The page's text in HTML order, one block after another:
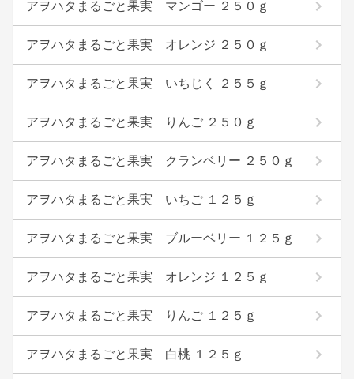
アヲハタまるごと果実 マンゴー ２５０ｇ
アヲハタまるごと果実 オレンジ ２５０ｇ
アヲハタまるごと果実 いちじく ２５５ｇ
アヲハタまるごと果実 りんご ２５０ｇ
アヲハタまるごと果実 クランベリー ２５０ｇ
アヲハタまるごと果実 いちご １２５ｇ
アヲハタまるごと果実 ブルーベリー １２５ｇ
アヲハタまるごと果実 オレンジ １２５ｇ
アヲハタまるごと果実 りんご １２５ｇ
アヲハタまるごと果実 白桃 １２５ｇ